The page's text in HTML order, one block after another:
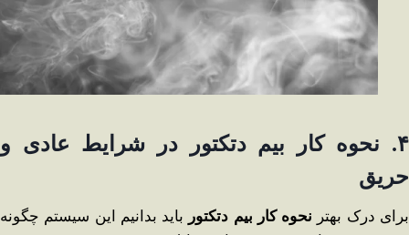
۴. نحوه کار بیم دتکتور در شرایط عادی و
حریق
برای درک بهتر نحوه کار بیم دتکتور باید بدانیم این سیستم چگونه